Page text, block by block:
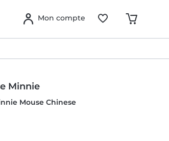
Mon compte
Minnie
Mouse Chinese